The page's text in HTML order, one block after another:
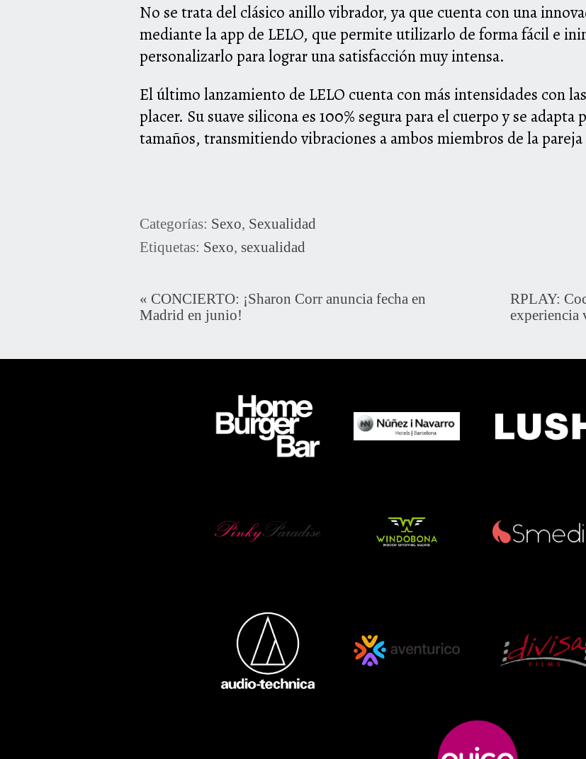
No se trata del clásico anillo vibrador, ya que cuenta con una
mediante la app de LELO, que permite utilizarlo de forma fácil e
personalizarlo para lograr una satisfacción muy intensa.
El último lanzamiento de LELO cuenta con más intensidades con
placer. Su suave silicona es 100% segura para el cuerpo y se
tamaños, transmitiendo vibraciones a ambos miembros de la
Categorías: Sexo, Sexualidad
Etiquetas: Sexo, sexualidad
« CONCIERTO: ¡Sharon Corr anuncia fecha en
Madrid en junio!
RPLAY:
experiencia